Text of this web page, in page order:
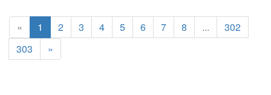
« 1 2 3 4 5 6 7 8 ...
302
303
»